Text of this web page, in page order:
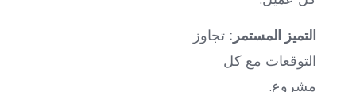
التميز المستمر : تجاوز
التوقعات مع كل
مشروع.